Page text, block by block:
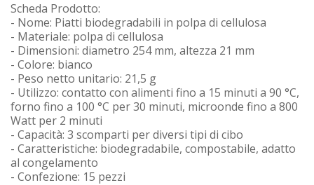
Scheda Prodotto:
- Nome: Piatti biodegradabili in polpa di cellulosa
- Materiale: polpa di cellulosa
- Dimensioni: diametro 254 mm, altezza 21 mm
- Colore: bianco
- Peso netto unitario: 21,5 g
- Utilizzo: contatto con alimenti fino a 15 minuti a 90 °C,
forno fino a 100 °C per 30 minuti, microonde fino a 800
Watt per 2 minuti
- Capacità: 3 scomparti per diversi tipi di cibo
- Caratteristiche: biodegradabile, compostabile, adatto
al congelamento
- Confezione: 15 pezzi